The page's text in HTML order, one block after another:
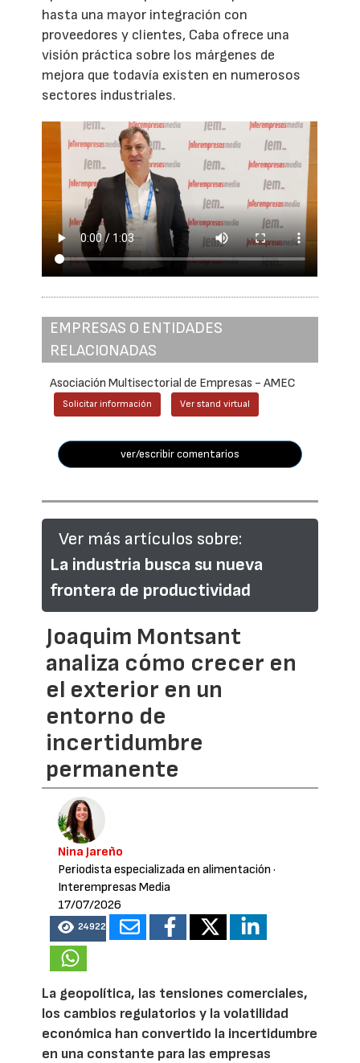
hasta una mayor integración con
proveedores y clientes, Caba ofrece una
visión práctica sobre los márgenes de
mejora que todavía existen en numerosos
sectores industriales.
EMPRESAS O ENTIDADES
RELACIONADAS
Asociación Multisectorial de Empresas - AMEC
Solicitar información Ver stand virtual
ver/escribir comentarios
Ver más artículos sobre:
La industria busca su nueva
frontera de productividad
Joaquim Montsant
analiza cómo crecer en
el exterior en un
entorno de
incertidumbre
permanente
Nina Jareño
Periodista especializada en alimentación ·
Interempresas Media
17/07/2026
24922
La geopolítica, las tensiones comerciales,
los cambios regulatorios y la volatilidad
económica han convertido la incertidumbre
en una constante para las empresas